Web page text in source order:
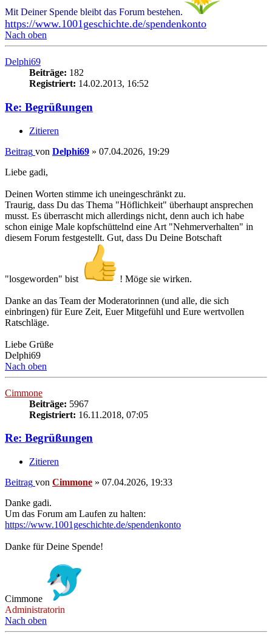
Mit Deiner Spende bleibt das Forum bestehen.
https://www.1001geschichte.de/spendenkonto
Nach oben
Delphi69
Beiträge: 182
Registriert: 14.02.2013, 16:52
Re: Begrüßungen
Zitieren
Beitrag von Delphi69 » 07.04.2026, 19:29
Liebe gadi,
Deinen Worten stimme ich uneingeschränkt zu.
Traurig, dass Du das Thema "Höflichkeit" überhaupt ansprechen
musst. Es überrascht mich allerdings nicht, denn auch ich habe
schon einige Male kopfschüttelnd eine Art "Nehmerverhalten" in
diesem Forum festgestellt. Gut, dass Du Deine Botschaft
"losgeworden" bist ! Möge sie wirken.
Danke an das Team der Moderatorinnen (und alle, die sich
einbringen) für Eure Zeit, Euer Mitgefühl und Eure wertvollen
Ratschläge.
Liebe Grüße
Delphi69
Nach oben
Cimmone
Beiträge: 5967
Registriert: 16.11.2018, 07:05
Re: Begrüßungen
Zitieren
Beitrag von Cimmone » 07.04.2026, 19:33
Danke gadi.
Um das Forum am Laufen zu halten:
https://www.1001geschichte.de/spendenkonto
Danke für Deine Spende!
Cimmone
Administratorin
Nach oben